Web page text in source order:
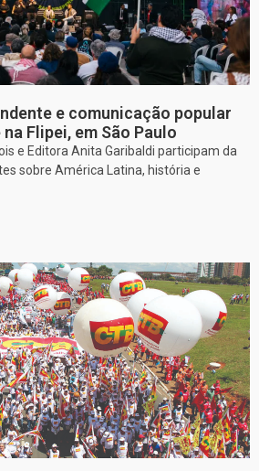
e comunicação popular
Flipei, em São Paulo
e Editora Anita Garibaldi participam da
sobre América Latina, história e